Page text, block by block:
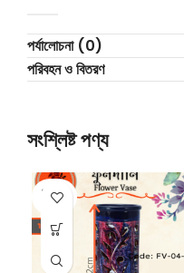
পর্যালোচনা (0)
পরিবহন ও বিতরণ
সংশ্লিষ্ট পণ্য
SOLD
OUT